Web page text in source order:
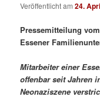
Veröffentlicht am24.
Pressemitteilung
Essener
Mitarbeiter einer
offenbar seit Jahren
Neonaziszene